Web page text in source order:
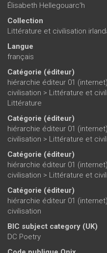
Élisabeth Hellegouarc'h
Collection
Littérature et civilisation
Langue
français
Catégorie (éditeur)
hiérarchie éditeur 01 (internet)
civilisation > Littérature et
Littérature
Catégorie (éditeur)
hiérarchie éditeur 01 (internet)
civilisation > Littérature et
Catégorie (éditeur)
hiérarchie éditeur 01 (internet)
civilisation > Littérature et
Catégorie (éditeur)
hiérarchie éditeur 01 (internet)
civilisation
BIC subject category (UK)
DC Poetry